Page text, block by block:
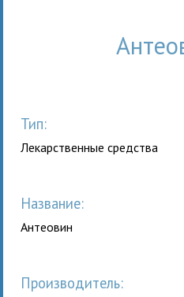
Тип:
Лекарственные средства
Название:
Антеовин
Производитель: